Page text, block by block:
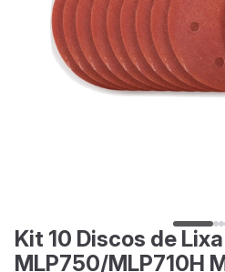
Kit 10 Discos de
MLP750/MLP710H